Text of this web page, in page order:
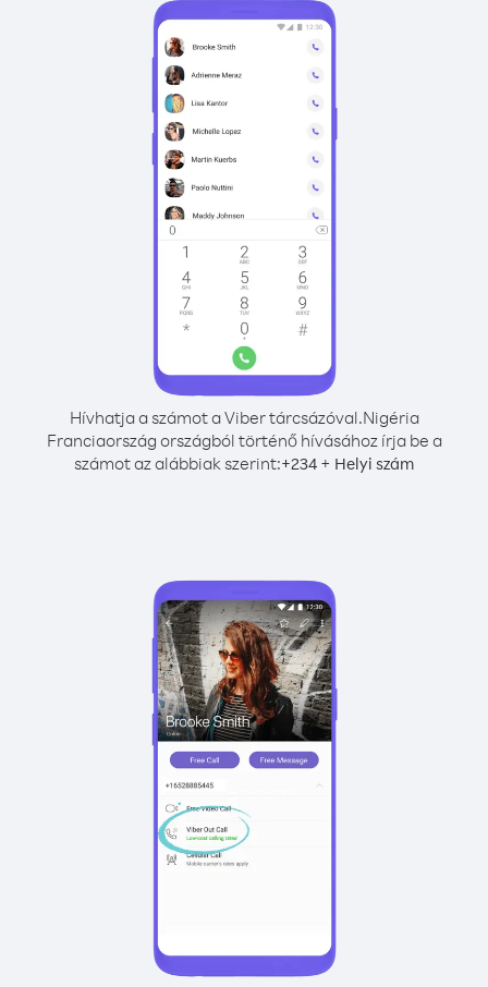
Hívhatja a számot a Viber tárcsázóval.Nigéria
Franciaország országból történő hívásához írja be a
számot az alábbiak szerint:+234 + Helyi szám